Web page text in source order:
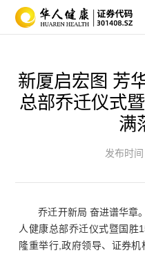
新厦启宏图 芳
总部乔迁仪式
满
发布时
乔迁开新局 奋进谱华章
人健康总部乔迁仪式暨国胜
隆重举行,政府领导、证券